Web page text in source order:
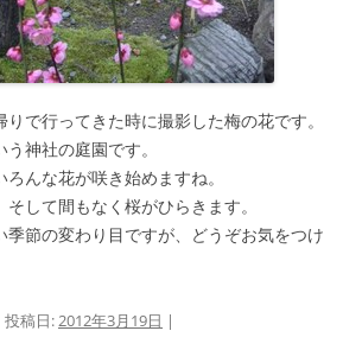
で行ってきた時に撮影した梅の花です。
神社の庭園です。
んな花が咲き始めますね。
して間もなく桜がひらきます。
節の変わり目ですが、どうぞお気をつけ
投稿日:2012年3月19日 |